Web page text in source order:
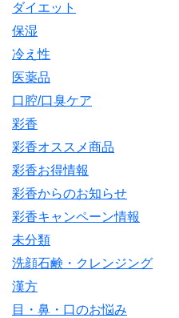
ダイエット
保湿
冷え性
医薬品
口腔/口臭ケア
彩香
彩香オススメ商品
彩香お得情報
彩香からのお知らせ
彩香キャンペーン情報
未分類
洗顔石鹸・クレンジング
漢方
目・鼻・口のお悩み